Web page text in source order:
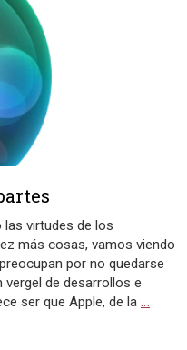
las virtudes de los
más cosas, vamos viendo
por no quedarse
de desarrollos e
ser que Apple, de la …